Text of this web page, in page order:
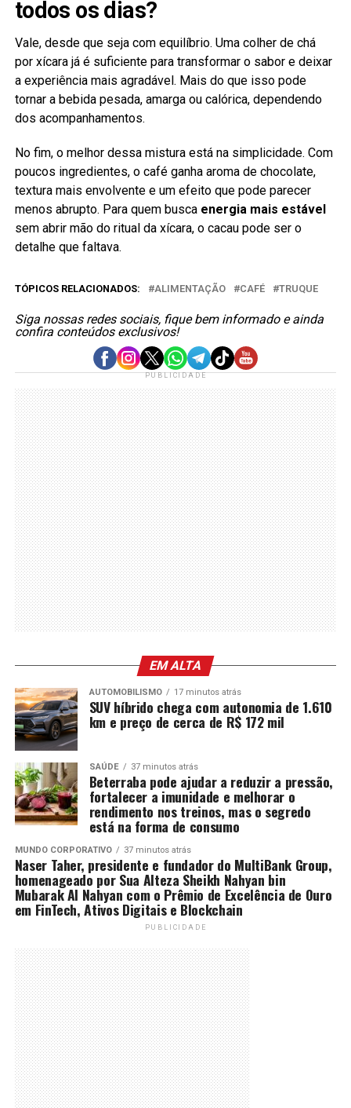
todos os dias?
Vale, desde que seja com equilíbrio. Uma colher de chá
por xícara já é suficiente para transformar o sabor e deixar
a experiência mais agradável. Mais do que isso pode
tornar a bebida pesada, amarga ou calórica, dependendo
dos acompanhamentos.
No fim, o melhor dessa mistura está na simplicidade. Com
poucos ingredientes, o café ganha aroma de chocolate,
textura mais envolvente e um efeito que pode parecer
menos abrupto. Para quem busca energia mais estável
sem abrir mão do ritual da xícara, o cacau pode ser o
detalhe que faltava.
TÓPICOS RELACIONADOS: ALIMENTAÇÃO CAFÉ TRUQUE
Siga nossas redes sociais, fique bem informado e ainda
confira conteúdos exclusivos!
PUBLICIDADE
EM ALTA
AUTOMOBILISMO 17 minutos atrás
SUV híbrido chega com autonomia de 1.610
km e preço de cerca de R$ 172 mil
SAÚDE 37 minutos atrás
Beterraba pode ajudar a reduzir a pressão,
fortalecer a imunidade e melhorar o
rendimento nos treinos, mas o segredo
está na forma de consumo
MUNDO CORPORATIVO 37 minutos atrás
Naser Taher, presidente e fundador do MultiBank Group,
homenageado por Sua Alteza Sheikh Nahyan bin
Mubarak Al Nahyan com o Prêmio de Excelência de Ouro
em FinTech, Ativos Digitais e Blockchain
PUBLICIDADE